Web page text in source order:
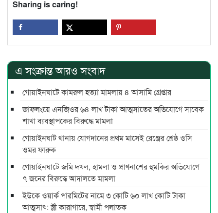
Sharing is caring!
এ সংক্রান্ত আরও সংবাদ
গোয়াইনঘাটে কামরুল হত্যা মামলায় ৪ আসামি গ্রেপ্তার
জাফলংয়ে এনজিওর ৬৪ লাখ টাকা আত্মসাতের অভিযোগে সাবেক
শাখা ব্যবস্থাপকের বিরুদ্ধে মামলা
গোয়াইনঘাট থানায় যোগদানের প্রথম মাসেই রেঞ্জের শ্রেষ্ঠ ওসি
ওমর ফারুক
গোয়াইনঘাটে জমি দখল, হামলা ও প্রাণনাশের হুমকির অভিযোগে
৭ জনের বিরুদ্ধে আদালতে মামলা
ইউকে ওয়ার্ক পারমিটের নামে ৩ কোটি ৬০ লাখ কোটি টাকা
আত্মসাৎ: স্ত্রী কারাগারে, স্বামী পলাতক